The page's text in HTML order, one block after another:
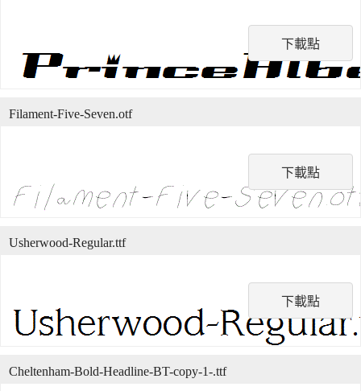
下載點
下載點
Filament-Five-Seven.otf
下載點
Usherwood-Regular.ttf
Cheltenham-Bold-Headline-BT-copy-1-.ttf